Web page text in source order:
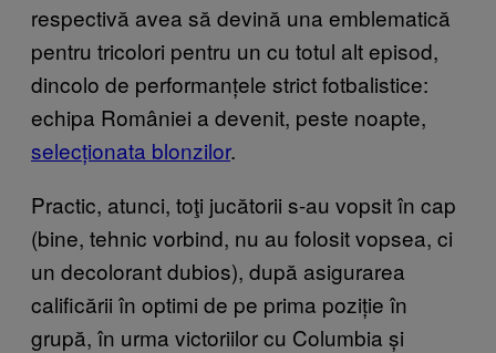
respectivă avea să devină una emblematică
pentru tricolori pentru un cu totul alt episod,
dincolo de performanțele strict fotbalistice:
echipa României a devenit, peste noapte,
selecționata blonzilor.
Practic, atunci, toţi jucătorii s-au vopsit în cap
(bine, tehnic vorbind, nu au folosit vopsea, ci
un decolorant dubios), după asigurarea
calificării în optimi de pe prima poziție în
grupă, în urma victoriilor cu Columbia și